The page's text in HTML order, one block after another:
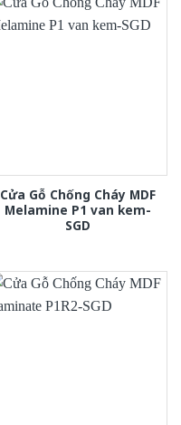
Cửa Gỗ Chống Cháy MDF
Melamine P1 van kem-
SGD